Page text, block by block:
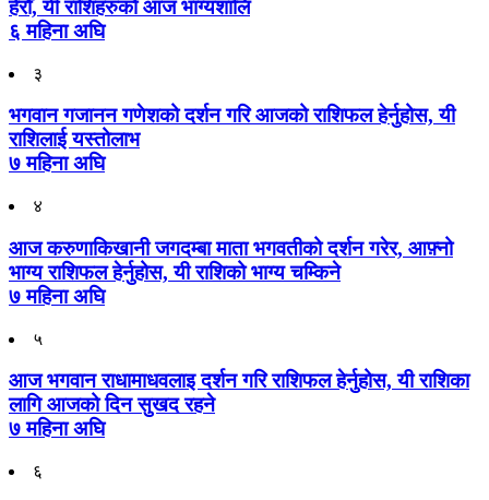
हेरौँ, यी राशिहरुको आज भाग्यशालि
६ महिना अघि
३
भगवान गजानन गणेशको दर्शन गरि आजको राशिफल हेर्नुहोस, यी
राशिलाई यस्तोलाभ
७ महिना अघि
४
आज करुणाकिखानी जगदम्बा माता भगवतीको दर्शन गरेर, आफ़्नो
भाग्य राशिफल हेर्नुहोस, यी राशिको भाग्य चम्किने
७ महिना अघि
५
आज भगवान राधामाधवलाइ दर्शन गरि राशिफल हेर्नुहोस, यी राशिका
लागि आजको दिन सुखद रहने
७ महिना अघि
६